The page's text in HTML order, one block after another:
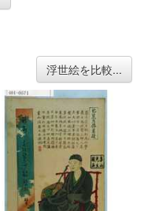
浮世絵を比較...